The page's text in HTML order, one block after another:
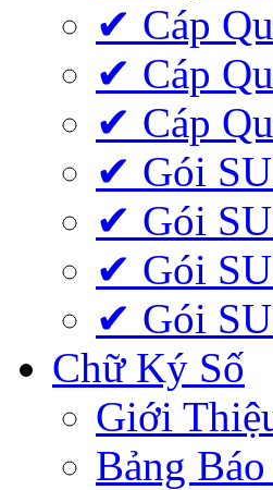
✔ Cáp
✔ Cáp
✔ Cáp
✔ Gói
✔ Gói
✔ Gói
✔ Gói
Chữ Ký Số
Giới
Bảng